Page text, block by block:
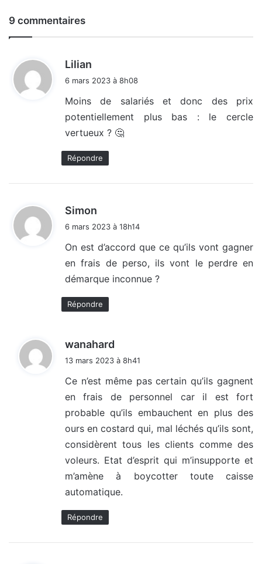
9 commentaires
Lilian
:
6 mars 2023 à 8h08
Moins de salariés et donc des prix
potentiellement plus bas : le cercle
vertueux ? 🤔
Répondre
Simon
:
6 mars 2023 à 18h14
On est d’accord que ce qu’ils vont gagner
en frais de perso, ils vont le perdre en
démarque inconnue ?
Répondre
wanahard
:
13 mars 2023 à 8h41
Ce n’est même pas certain qu’ils gagnent
en frais de personnel car il est fort
probable qu’ils embauchent en plus des
ours en costard qui, mal léchés qu’ils sont,
considèrent tous les clients comme des
voleurs. Etat d’esprit qui m’insupporte et
m’amène à boycotter toute caisse
automatique.
Répondre